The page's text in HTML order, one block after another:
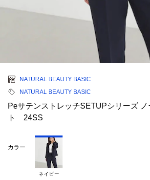
NATURAL BEAUTY BASIC
NATURAL BEAUTY BASIC
PeサテンストレッチSETUPシリーズ
ト 24SS
カラー
ネイビー